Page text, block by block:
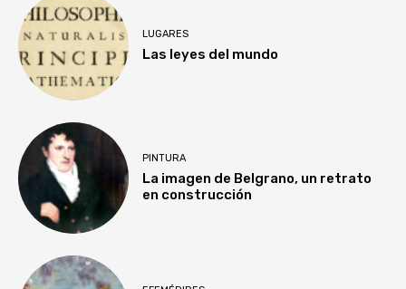
LUGARES
Las leyes del mundo
PINTURA
La imagen de Belgrano, un retrato
en construcción